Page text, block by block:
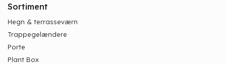
Sortiment
Hegn & terrasseværn
Trappegelændere
Porte
Plant Box